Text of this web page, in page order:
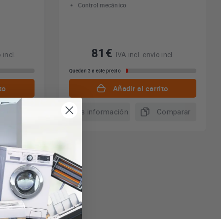
Control mecánico
81€ IVA incl. envío incl.
Quedan 3 a este precio
Añadir al carrito
Más información Comparar